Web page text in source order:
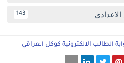
143
الطالب الالكترونية كوكل العراقي